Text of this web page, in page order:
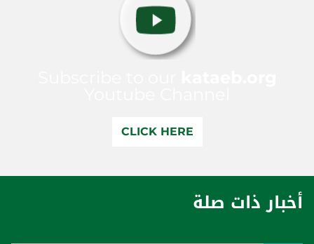
CLICK HERE
أخبار ذات صلة